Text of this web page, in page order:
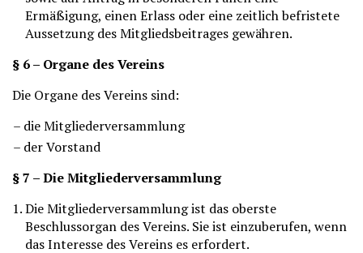
Ermäßigung, einen Erlass oder eine zeitlich befristete
Aussetzung des Mitgliedsbeitrages gewähren.
§ 6 – Organe des Vereins
Die Organe des Vereins sind:
die Mitgliederversammlung
der Vorstand
§ 7 – Die Mitgliederversammlung
Die Mitgliederversammlung ist das oberste
Beschlussorgan des Vereins. Sie ist einzuberufen, wenn
das Interesse des Vereins es erfordert.